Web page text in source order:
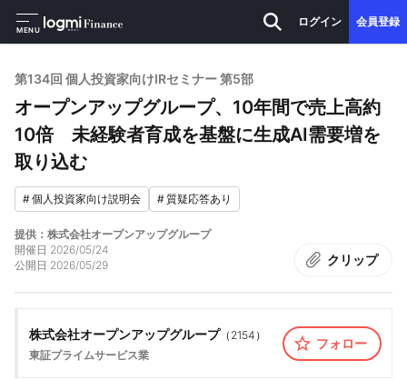
MENU
ログイン 会員登録
第134回 個人投資家向けIRセミナー 第5部
オープンアップグループ、10年間で売上高約
10倍 未経験者育成を基盤に生成AI需要増を
取り込む
#個人投資家向け説明会 #質疑応答あり
提供：株式会社オープンアップグループ
開催日 2026/05/24
公開日 2026/05/29 クリップ
株式会社オープンアップグループ（ 2154 ）
東証プライムサービス業
フォロー